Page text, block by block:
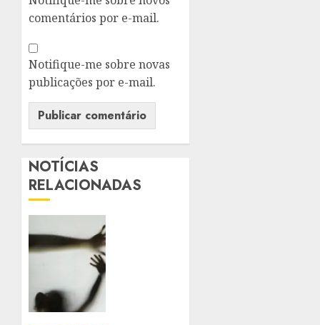
comentários por e-mail.
Notifique-me sobre novas
publicações por e-mail.
NOTÍCIAS
RELACIONADAS